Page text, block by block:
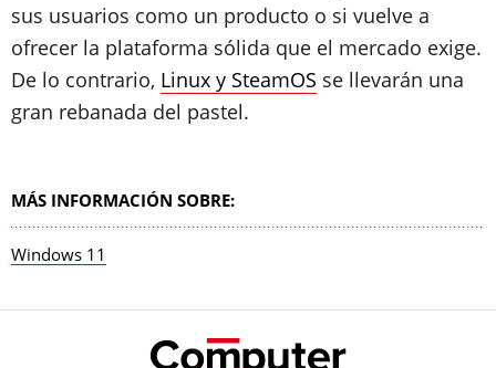
sus usuarios como un producto o si vuelve a
ofrecer la plataforma sólida que el mercado exige.
De lo contrario, Linux y SteamOS se llevarán una
gran rebanada del pastel.
MÁS INFORMACIÓN SOBRE:
Windows 11